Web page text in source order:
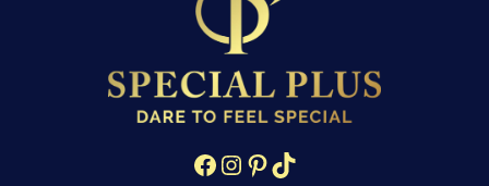
Facebook
Instagram
Pinterest
TikTok